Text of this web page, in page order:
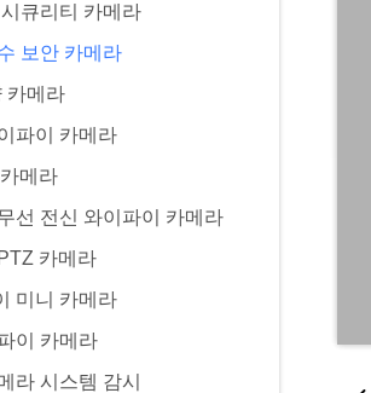
큐리티 카메라
보안 카메라
카메라
파이 카메라
메라
선 전신 와이파이 카메라
카메라
미니 카메라
이 카메라
라 시스템 감시